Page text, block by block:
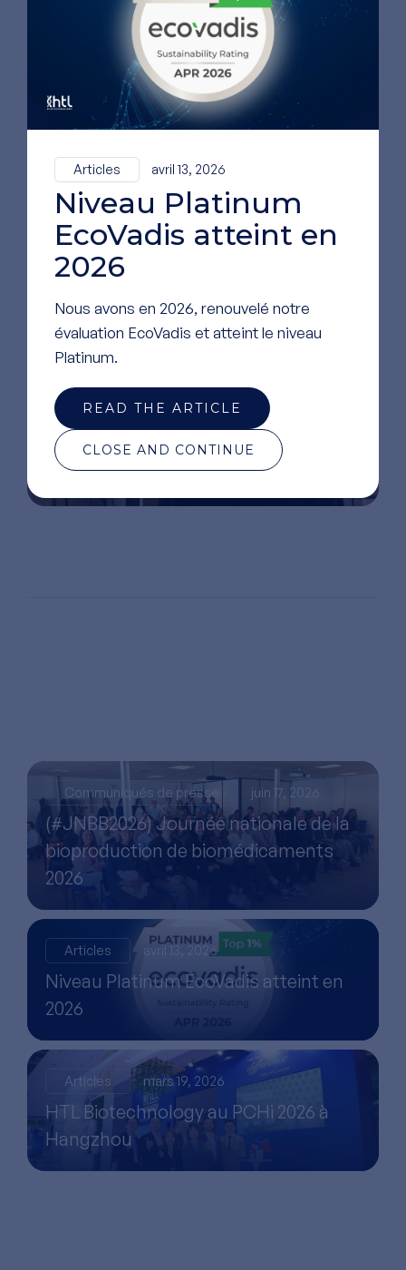
Articles avril 13, 2026
Niveau Platinum
EcoVadis atteint en
2026
Nous avons en 2026, renouvelé notre
évaluation EcoVadis et atteint le niveau
Platinum.
READ THE ARTICLE
CLOSE AND CONTINUE
Pour voir nos
dernières
actualités, suivez-
nous sur LinkedIn
ALLER SUR NOTRE PAGE
LINKEDIN
Communiqués de presse juin 17, 2026
(#JNBB2026) Journée nationale de la
bioproduction de biomédicaments
2026
Articles avril 13, 2026
Niveau Platinum EcoVadis atteint en
2026
Articles mars 19, 2026
HTL Biotechnology au PCHi 2026 à
Hangzhou